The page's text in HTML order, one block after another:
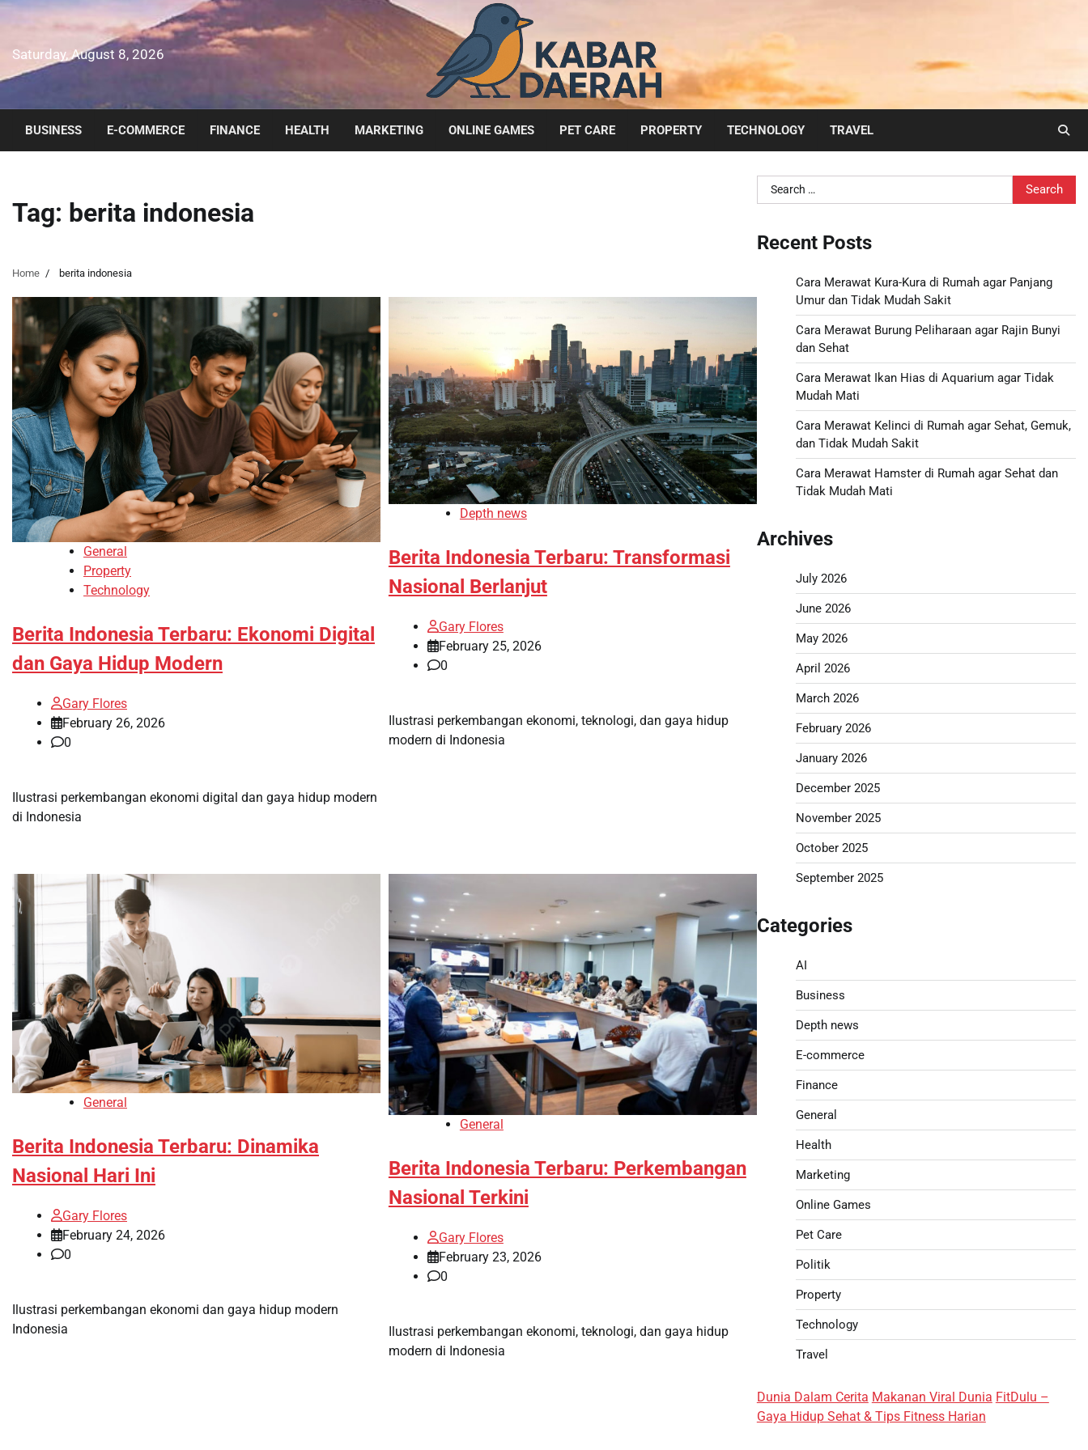
Skip
content
Saturday, August 8, 2026
BUSINESS E-COMMERCE FINANCE HEALTH MARKETING ONLINE GAMES PET CARE PROPERTY TECHNOLOGY TRAVEL
Tag: berita indonesia
Home berita indonesia
General
Property
Technology
Berita Indonesia Terbaru: Ekonomi Digital
dan Gaya Hidup Modern
Gary Flores
February 26, 2026
0
Ilustrasi perkembangan ekonomi digital dan gaya hidup modern
di Indonesia
Depth news
Berita Indonesia Terbaru: Transformasi
Nasional Berlanjut
Gary Flores
February 25, 2026
0
Ilustrasi perkembangan ekonomi, teknologi, dan gaya hidup
modern di Indonesia
General
Berita Indonesia Terbaru: Dinamika
Nasional Hari Ini
Gary Flores
February 24, 2026
0
Ilustrasi perkembangan ekonomi dan gaya hidup modern
Indonesia
General
Berita Indonesia Terbaru: Perkembangan
Nasional Terkini
Gary Flores
February 23, 2026
0
Ilustrasi perkembangan ekonomi, teknologi, dan gaya hidup
modern di Indonesia
Search
for:
Recent Posts
Cara Merawat Kura-Kura di Rumah agar Panjang
Umur dan Tidak Mudah Sakit
Cara Merawat Burung Peliharaan agar Rajin Bunyi
dan Sehat
Cara Merawat Ikan Hias di Aquarium agar Tidak
Mudah Mati
Cara Merawat Kelinci di Rumah agar Sehat, Gemuk,
dan Tidak Mudah Sakit
Cara Merawat Hamster di Rumah agar Sehat dan
Tidak Mudah Mati
Archives
July 2026
June 2026
May 2026
April 2026
March 2026
February 2026
January 2026
December 2025
November 2025
October 2025
September 2025
Categories
AI
Business
Depth news
E-commerce
Finance
General
Health
Marketing
Online Games
Pet Care
Politik
Property
Technology
Travel
Dunia Dalam Cerita Makanan Viral Dunia FitDulu –
Gaya Hidup Sehat & Tips Fitness Harian